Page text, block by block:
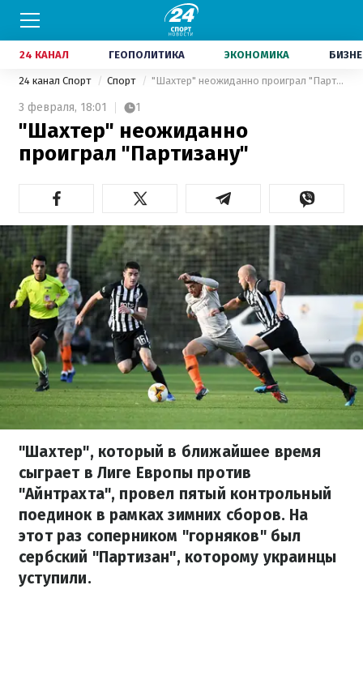
24 КАНАЛ ГЕОПОЛИТИКА ЭКОНОМИКА
24 канал Спорт Спорт "Шахтер" неожиданно проиграл "Партизану"
3 февраля, 18:01 1
"Шахтер" неожиданно
проиграл "Партизану"
"Шахтер", который в ближайшее время
сыграет в Лиге Европы против
"Айнтрахта", провел пятый контрольный
поединок в рамках зимних сборов. На
этот раз соперником "горняков" был
сербский "Партизан", которому украинцы
уступили.